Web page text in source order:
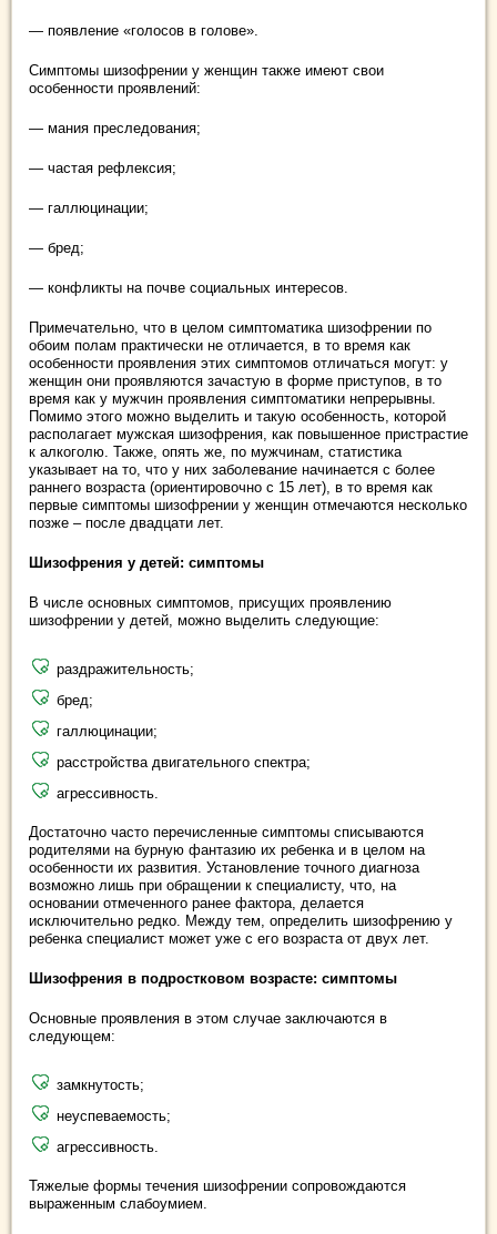
— появление «голосов в голове».
Симптомы шизофрении у женщин также имеют свои
особенности проявлений:
— мания преследования;
— частая рефлексия;
— галлюцинации;
— бред;
— конфликты на почве социальных интересов.
Примечательно, что в целом симптоматика шизофрении по
обоим полам практически не отличается, в то время как
особенности проявления этих симптомов отличаться могут: у
женщин они проявляются зачастую в форме приступов, в то
время как у мужчин проявления симптоматики непрерывны.
Помимо этого можно выделить и такую особенность, которой
располагает мужская шизофрения, как повышенное пристрастие
к алкоголю. Также, опять же, по мужчинам, статистика
указывает на то, что у них заболевание начинается с более
раннего возраста (ориентировочно с 15 лет), в то время как
первые симптомы шизофрении у женщин отмечаются несколько
позже – после двадцати лет.
Шизофрения у детей: симптомы
В числе основных симптомов, присущих проявлению
шизофрении у детей, можно выделить следующие:
раздражительность;
бред;
галлюцинации;
расстройства двигательного спектра;
агрессивность.
Достаточно часто перечисленные симптомы списываются
родителями на бурную фантазию их ребенка и в целом на
особенности их развития. Установление точного диагноза
возможно лишь при обращении к специалисту, что, на
основании отмеченного ранее фактора, делается
исключительно редко. Между тем, определить шизофрению у
ребенка специалист может уже с его возраста от двух лет.
Шизофрения в подростковом возрасте: симптомы
Основные проявления в этом случае заключаются в
следующем:
замкнутость;
неуспеваемость;
агрессивность.
Тяжелые формы течения шизофрении сопровождаются
выраженным слабоумием.